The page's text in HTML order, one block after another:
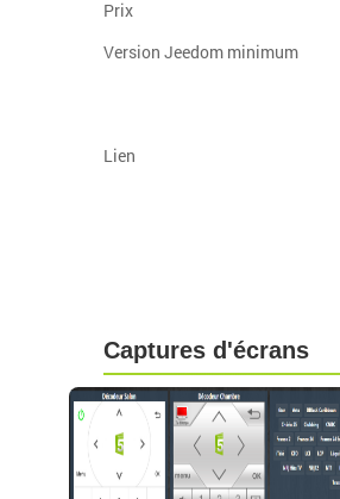
Prix
Version Jeedom minimum
Lien
Captures d'écrans